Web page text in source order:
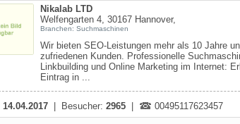
Nikalab LTD
Welfengarten 4, 30167 Hannover,
Branchen: Suchmaschinen
Wir bieten SEO-Leistungen mehr als 10 Jahre
zufriedenen Kunden. Professionelle
Linkbuilding und Online Marketing im Internet:
Eintrag in ...
14.04.2017 | Besucher: 2965 00495117623457